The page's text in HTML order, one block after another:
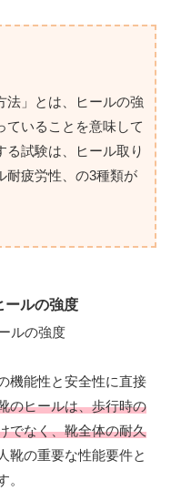
法」とは、ヒールの強
ていることを意味して
る試験は、ヒール取り
耐疲労性、の3種類が
ールの強度
機能性と安全性に直接
のヒールは、歩行時の
でなく、靴全体の耐久
靴の重要な性能要件と
。